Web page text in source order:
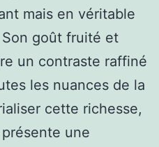
mais en véritable
goût fruité et
un contraste raffiné
les nuances de la
cette richesse,
une